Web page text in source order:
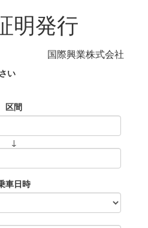
明発行
国際興業株式会社
い
区間
↓
車日時